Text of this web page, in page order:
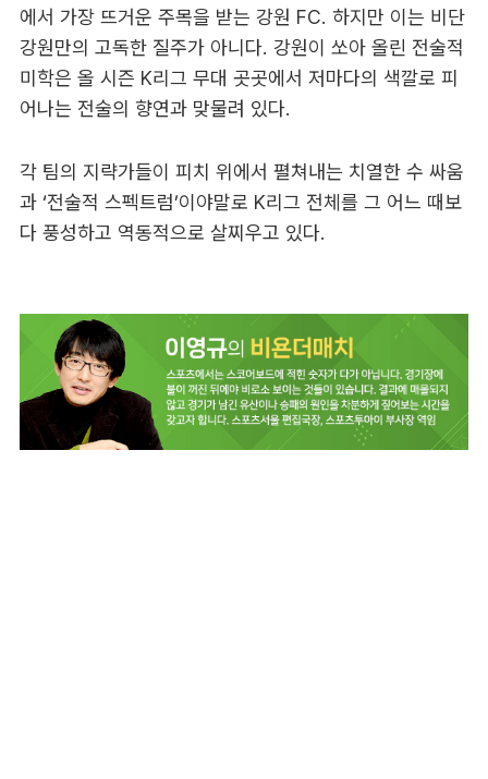
에서 가장 뜨거운 주목을 받는 강원 FC. 하지만 이는 비단
강원만의 고독한 질주가 아니다. 강원이 쏘아 올린 전술적
미학은 올 시즌 K리그 무대 곳곳에서 저마다의 색깔로 피
어나는 전술의 향연과 맞물려 있다.
각 팀의 지략가들이 피치 위에서 펼쳐내는 치열한 수 싸움
과 ‘전술적 스펙트럼’이야말로 K리그 전체를 그 어느 때보
다 풍성하고 역동적으로 살찌우고 있다.